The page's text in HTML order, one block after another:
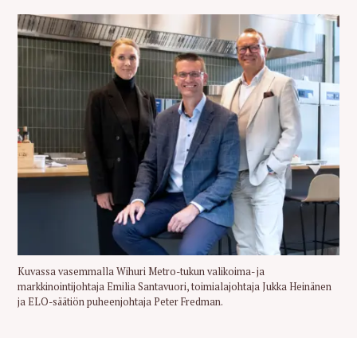
Kuvassa vasemmalla Wihuri Metro-tukun valikoima- ja
markkinointijohtaja Emilia Santavuori, toimialajohtaja Jukka Heinänen
ja ELO-säätiön puheenjohtaja Peter Fredman.